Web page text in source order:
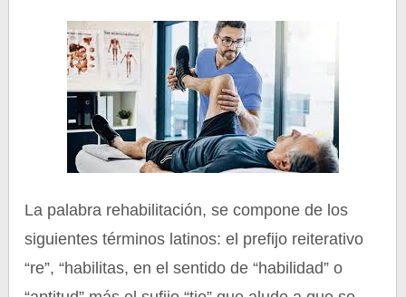
La palabra rehabilitación, se compone de los
siguientes términos latinos: el prefijo reiterativo
“re”, “habilitas, en el sentido de “habilidad” o